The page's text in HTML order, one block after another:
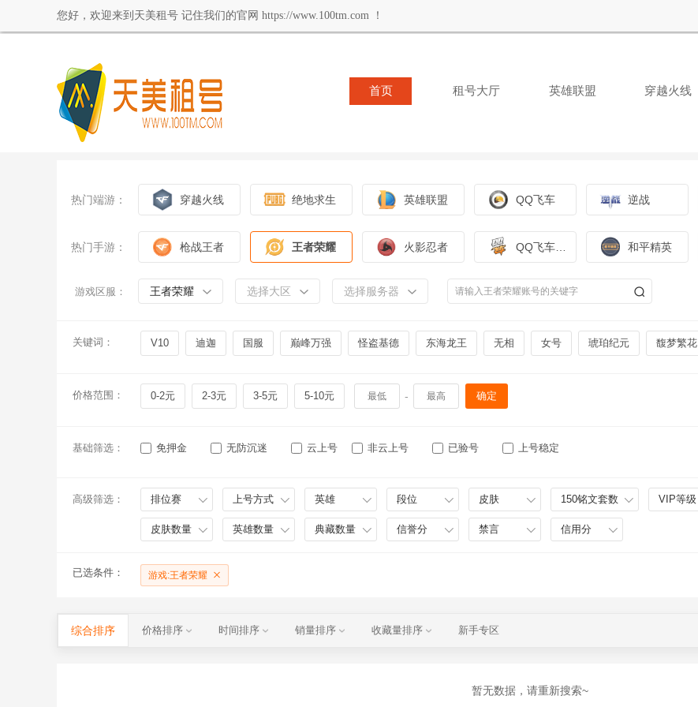
您好，欢迎来到天美租号 记住我们的官网 https://www.100tm.com ！
首页 租号大厅 英雄联盟 穿越火线
热门端游： 穿越火线 绝地求生 英雄联盟 QQ飞车 逆战
热门手游： 枪战王者 王者荣耀 火影忍者 和平精英
游戏区服： 王者荣耀 选择大区 选择服务器
关键词： V10 迪迦 国服 巅峰万强 怪盗基德 东海龙王 无相 女号 琥珀纪元 馥梦繁花
价格范围： 0-2元 2-3元 3-5元 5-10元 - 确定
基础筛选： 免押金 无防沉迷 云上号 非云上号 已验号 上号稳定
高级筛选： 排位赛 上号方式 英雄 段位 皮肤 150铭文套数 VIP等级
皮肤数量 英雄数量 典藏数量 信誉分 禁言 信用分
已选条件： 游戏:王者荣耀
综合排序 价格排序 时间排序 销量排序 收藏量排序 新手专区
暂无数据，请重新搜索~